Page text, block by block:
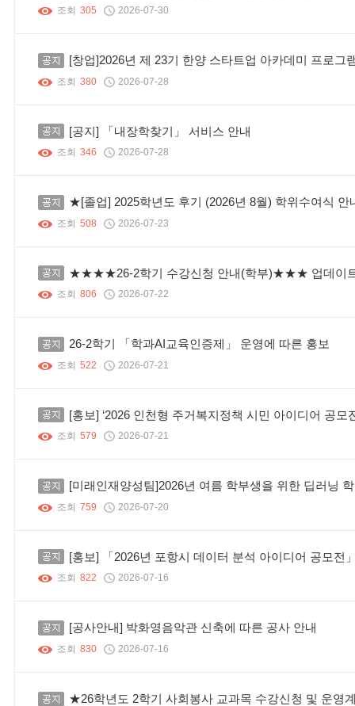
조회 305 2026-07-30
공지 [창업]2026년 제 23기 한양 스타트업 아카데미 프로그
조회 380 2026-07-28
공지 [공지] 「내장학찾기」 서비스 안내
조회 346 2026-07-28
공지 ★[졸업] 2025학년도 후기 (2026년 8월) 학위수여식
조회 508 2026-07-23
공지 ★★★★26-2학기 수강신청 안내(학부)★★★ 업데이
조회 806 2026-07-22
공지 26-2학기 「학과AI교육인증제」 운영에 따른 홍보
조회 522 2026-07-21
공지 [홍보] ‘2026 인천형 주거복지정책 시민 아이디어 공모
조회 579 2026-07-21
공지 [미래인재양성팀]2026년 여름 학부생을 위한 딥러닝
조회 759 2026-07-20
공지 [홍보] 「2026년 포항시 데이터 분석 아이디어 공모전
조회 822 2026-07-16
공지 [공사안내] 박화영음악관 신축에 따른 공사 안내
조회 830 2026-07-16
공지 ★26학년도 2학기 사회봉사 교과목 수강신청 및 운영